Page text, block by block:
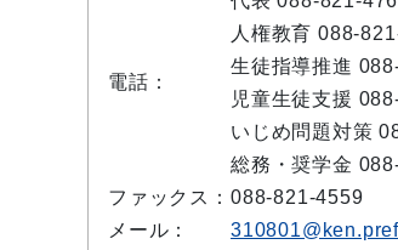
電話：
人権教育 088-
生徒指導推進
児童生徒支援
いじめ問題対策
総務・奨学金
ファックス： 088-821-4559
メール：